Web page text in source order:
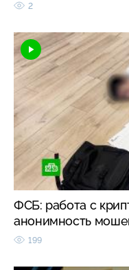
2
ФСБ: работа с
анонимность
199